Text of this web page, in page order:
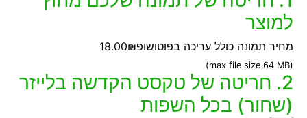
למוצר
מחיר תמונה כולל עריכה בפוטושופ18.00₪
(max file size 64 MB)
2. חריטה של טקסט הקדשה בלייזר
(שחור) בכל השפות